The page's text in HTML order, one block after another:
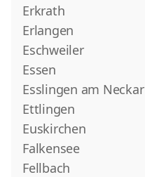
Erkrath
Erlangen
Eschweiler
Essen
Esslingen am Neckar
Ettlingen
Euskirchen
Falkensee
Fellbach